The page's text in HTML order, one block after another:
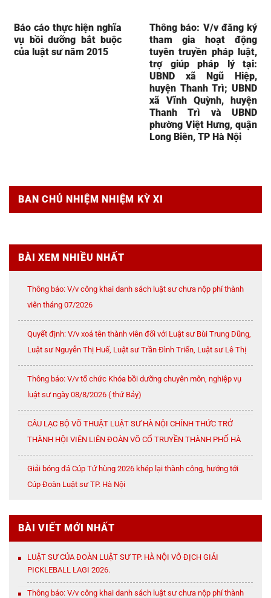
Báo cáo thực hiện nghĩa
vụ bồi dưỡng bắt buộc
của luật sư năm 2015
Thông báo: V/v đăng ký
tham gia hoạt động
tuyên truyền pháp luật,
trợ giúp pháp lý tại:
UBND xã Ngũ Hiệp,
huyện Thanh Trì; UBND
xã Vĩnh Quỳnh, huyện
Thanh Trì và UBND
phường Việt Hưng, quận
Long Biên, TP Hà Nội
BAN CHỦ NHIỆM NHIỆM KỲ XI
BÀI XEM NHIỀU NHẤT
Thông báo: V/v công khai danh sách luật sư chưa nộp phí thành
viên tháng 07/2026
Quyết định: V/v xoá tên thành viên đối với Luật sư Bùi Trung Dũng,
Luật sư Nguyễn Thị Huế, Luật sư Trần Đình Triển, Luật sư Lê Thị
Oanh
Thông báo: V/v tổ chức Khóa bồi dưỡng chuyên môn, nghiệp vụ
luật sư ngày 08/8/2026 ( thứ Bảy)
CÂU LẠC BỘ VÕ THUẬT LUẬT SƯ HÀ NỘI CHÍNH THỨC TRỞ
THÀNH HỘI VIÊN LIÊN ĐOÀN VÕ CỔ TRUYỀN THÀNH PHỐ HÀ
NỘI
Giải bóng đá Cúp Tứ hùng 2026 khép lại thành công, hướng tới
Cúp Đoàn Luật sư TP. Hà Nội
BÀI VIẾT MỚI NHẤT
LUẬT SƯ CỦA ĐOÀN LUẬT SƯ TP. HÀ NỘI VÔ ĐỊCH GIẢI
PICKLEBALL LAGI 2026.
Thông báo: V/v công khai danh sách luật sư chưa nộp phí thành